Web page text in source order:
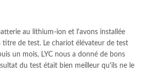
au lithium-ion et l'avons installée
de test. Le chariot élévateur de test
un mois, LYC nous a donné de bons
du test était bien meilleur qu'ils ne le